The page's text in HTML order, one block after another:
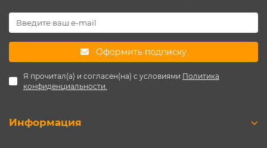
Оформить подписку
Я прочитал(а) и согласен(на) с условиями Политика
конфиденциальности.
Информация